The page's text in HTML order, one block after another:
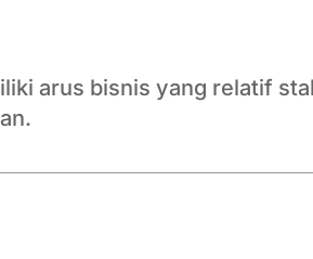
arus bisnis yang relatif